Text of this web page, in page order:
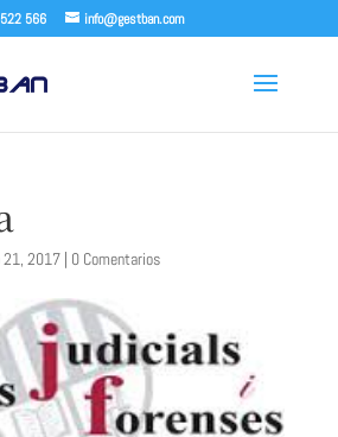
566 info@gestban.com
21, 2017| 0 Comentarios